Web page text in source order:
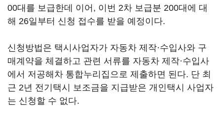
00대를 보급한데 이어, 이번 2차 보급분 200대에 대
해 26일부터 신청 접수를 받을 예정이다.
신청방법은 택시사업자가 자동차 제작·수입사와 구
매계약을 체결하고 관련 서류를 자동차 제작·수입사
에서 저공해차 통합누리집으로 제출하면 된다. 단 최
근 2년 전기택시 보조금을 지급받은 개인택시 사업자
는 신청할 수 없다.